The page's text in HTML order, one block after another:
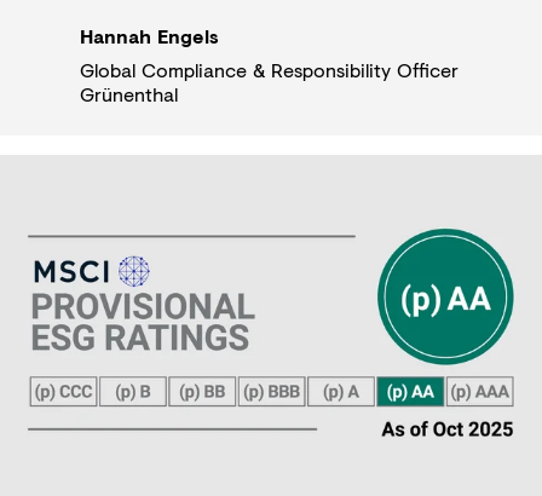
Hannah Engels
Global Compliance & Responsibility Officer
Grünenthal